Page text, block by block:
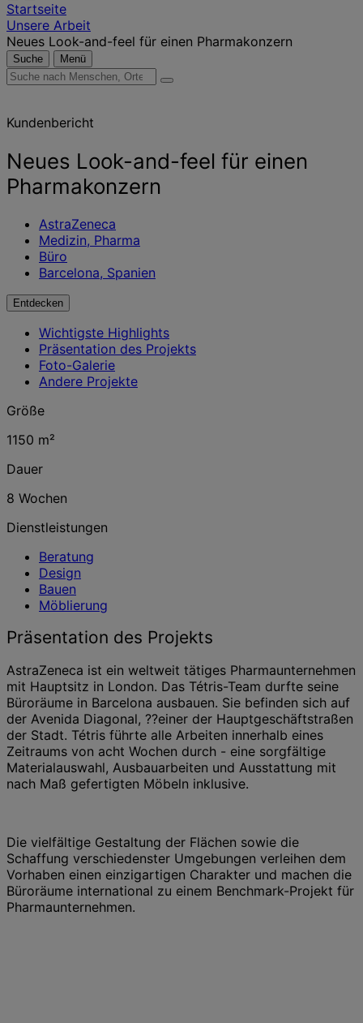
Startseite
Unsere Arbeit
Neues Look-and-feel für einen Pharmakonzern
Suche Menü
Suche
Orten,
und
Erkenntnissen
Kundenbericht
Neues Look-and-feel für einen
Pharmakonzern
AstraZeneca
Medizin, Pharma
Büro
Barcelona, Spanien
Entdecken
Wichtigste Highlights
Präsentation des Projekts
Foto-Galerie
Andere Projekte
Größe
1150 m²
Dauer
8 Wochen
Dienstleistungen
Beratung
Design
Bauen
Möblierung
Präsentation des Projekts
AstraZeneca ist ein weltweit tätiges Pharmaunternehmen
mit Hauptsitz in London. Das Tétris-Team durfte seine
Büroräume in Barcelona ausbauen. Sie befinden sich auf
der Avenida Diagonal, ??einer der Hauptgeschäftstraßen
der Stadt. Tétris führte alle Arbeiten innerhalb eines
Zeitraums von acht Wochen durch - eine sorgfältige
Materialauswahl, Ausbauarbeiten und Ausstattung mit
nach Maß gefertigten Möbeln inklusive.
Die vielfältige Gestaltung der Flächen sowie die
Schaffung verschiedenster Umgebungen verleihen dem
Vorhaben einen einzigartigen Charakter und machen die
Büroräume international zu einem Benchmark-Projekt für
Pharmaunternehmen.